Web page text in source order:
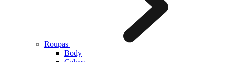
Roupas
Body